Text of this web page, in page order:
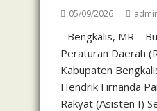
05/09/2026
Bengkalis, MR –
Peraturan Daerah
Kabupaten
Hendrik Firnanda
Rakyat (Asisten I)